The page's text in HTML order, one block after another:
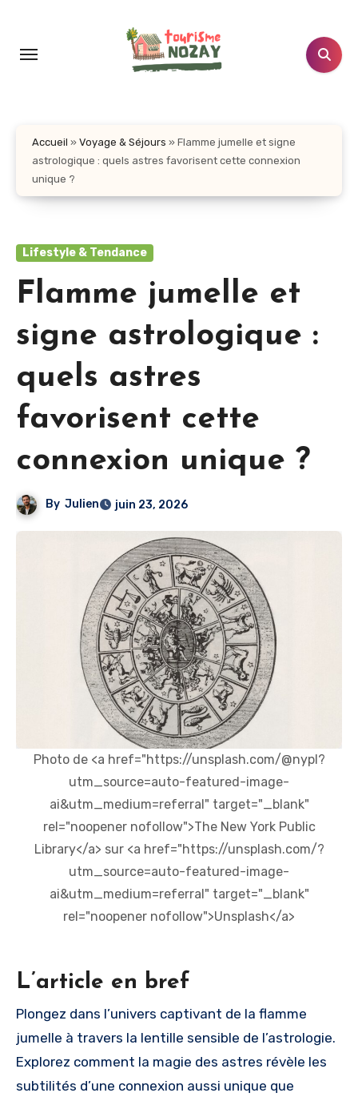
contenu
Accueil » Voyage & Séjours » Flamme jumelle et signe
astrologique : quels astres favorisent cette connexion
unique ?
Lifestyle & Tendance
Flamme jumelle et
signe astrologique :
quels astres
favorisent cette
connexion unique ?
By Julien juin 23, 2026
Photo de <a href="https://unsplash.com/@nypl?
utm_source=auto-featured-image-
ai&utm_medium=referral" target="_blank"
rel="noopener nofollow">The New York Public
Library</a> sur <a href="https://unsplash.com/?
utm_source=auto-featured-image-
ai&utm_medium=referral" target="_blank"
rel="noopener nofollow">Unsplash</a>
L’article en bref
Plongez dans l’univers captivant de la flamme
jumelle à travers la lentille sensible de l’astrologie.
Explorez comment la magie des astres révèle les
subtilités d’une connexion aussi unique que